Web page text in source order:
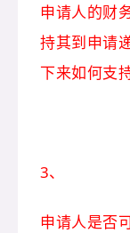
申请人的财
持其到申请
下来如何支
3、
申请人是否